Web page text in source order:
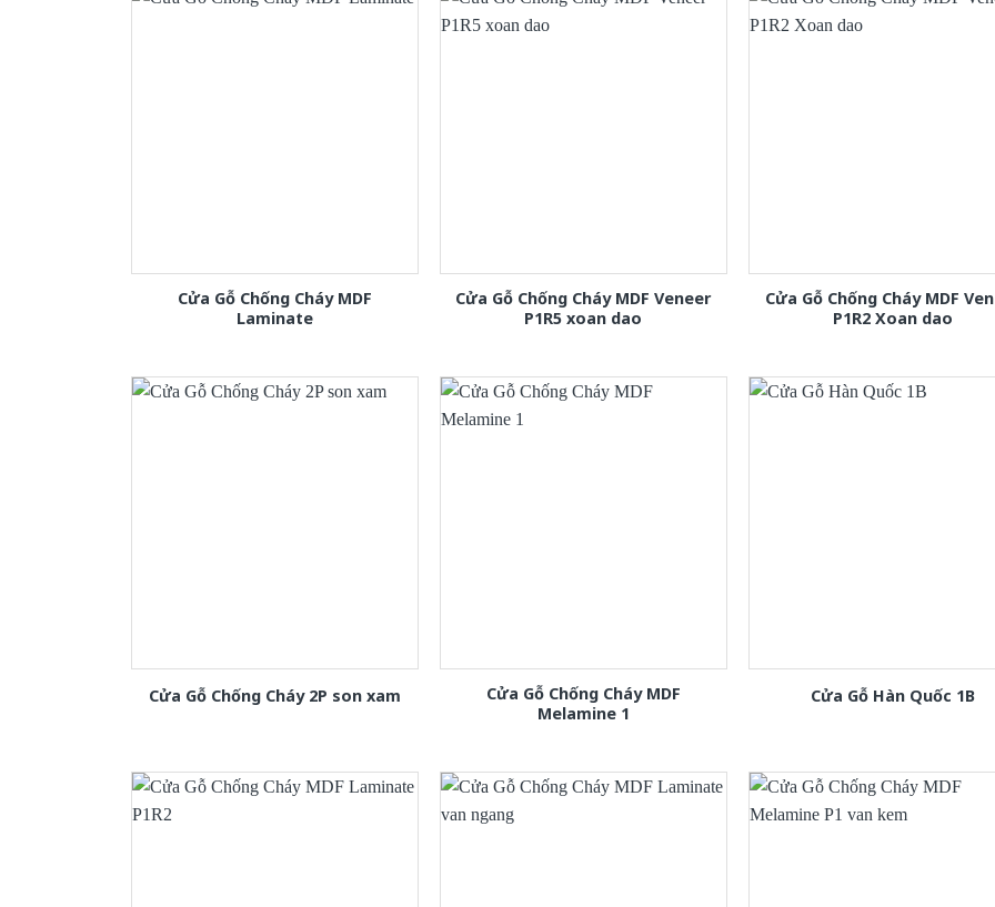
Cửa Gỗ Chống Cháy MDF
Laminate
Cửa Gỗ Chống Cháy MDF Veneer
P1R5 xoan dao
Cửa Gỗ Chống Cháy MDF
P1R2 Xoan dao
Cửa Gỗ Chống Cháy 2P son xam
Cửa Gỗ Chống Cháy MDF
Melamine 1
Cửa Gỗ Hàn Quốc 1B